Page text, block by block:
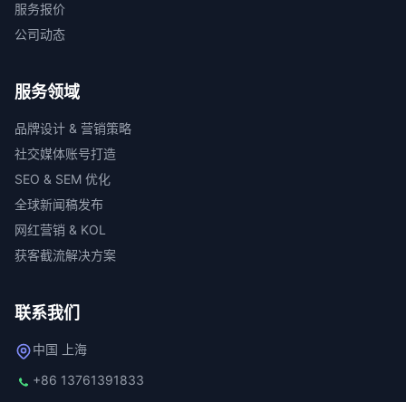
服务报价
公司动态
服务领域
品牌设计 & 营销策略
社交媒体账号打造
SEO & SEM 优化
全球新闻稿发布
网红营销 & KOL
获客截流解决方案
联系我们
中国 上海
+86 13761391833